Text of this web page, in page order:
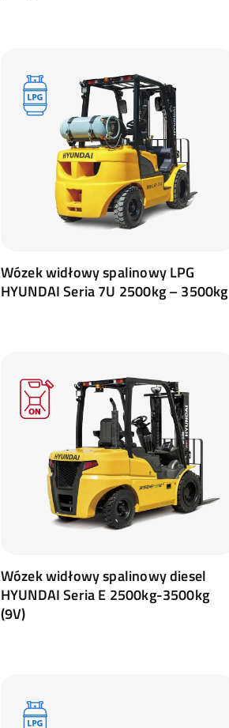
Wózek widłowy spalinowy LPG
HYUNDAI Seria 7U 2500kg – 3500kg
Wózek widłowy spalinowy diesel
HYUNDAI Seria E 2500kg-3500kg
(9V)